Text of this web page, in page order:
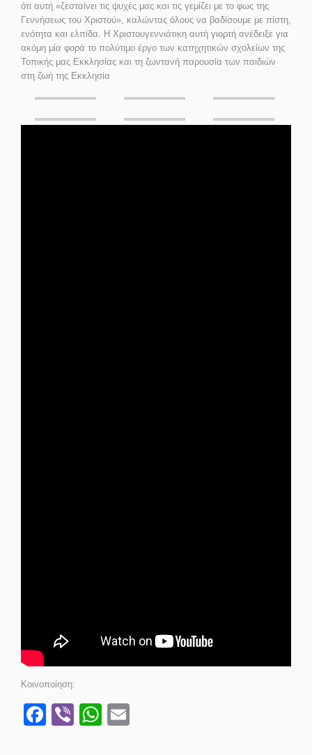
ότι αυτή «ζεσταίνει τις ψυχές μας και τις γεμίζει με το φως της
Γεννήσεως του Χριστού», καλώντας όλους να βαδίσουμε με πίστη,
ενότητα και ελπίδα. Η Χριστουγεννιάτικη αυτή γιορτή ανέδειξε για
ακόμη μία φορά το πολύτιμο έργο των κατηχητικών σχολείων της
Τοπικής μας Εκκλησίας και τη ζωντανή παρουσία των παιδιών
στη ζωή της Εκκλησία
Κοινοποίηση:
Facebook
ViberWhatsApp